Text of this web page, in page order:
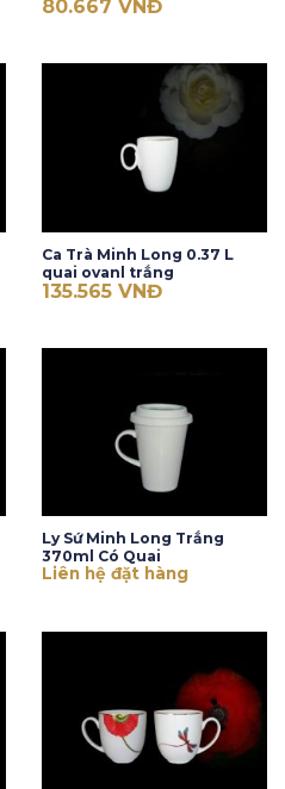
80.667 VNĐ
Ca Trà Minh Long 0.37 L
quai ovanl trắng
135.565 VNĐ
Ly Sứ Minh Long Trắng
370ml Có Quai
Liên hệ đặt hàng